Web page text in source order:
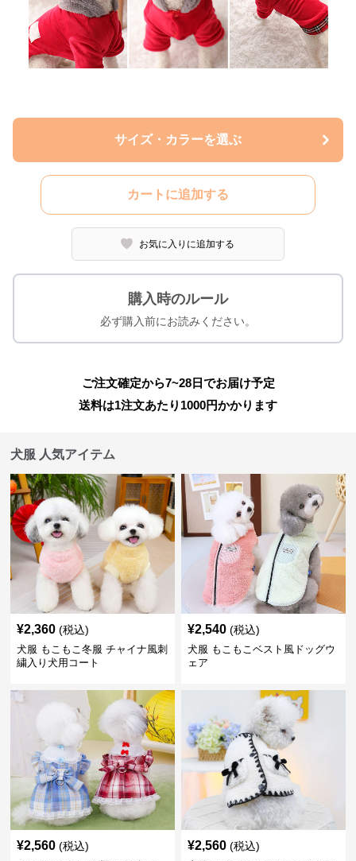
サイズ・カラーを選ぶ
カートに追加する
お気に入りに追加する
購入時のルール
必ず購入前にお読みください。
ご注文確定から7~28日でお届け予定
送料は1注文あたり 1000円かかります
犬服 人気アイテム
¥2,360 (税込)
犬服 もこもこ冬服 チャイナ風刺
繍入り犬用コート
¥2,540 (税込)
犬服 もこもこベスト風ドッグウ
ェア
¥2,560 (税込) ¥2,560 (税込)